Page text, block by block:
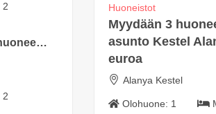
2
2
Huoneistot
Myydään 3
asunto Kestel
euroa
Alanya Kestel
Olohuone: 1